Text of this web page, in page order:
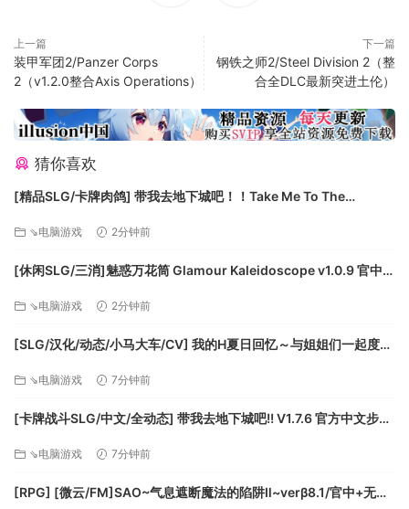
翔机，您可以享受一支拥有个性和独特单位与能力的军队。
KEY FEATURES
AWARD WINNING FRANCHISE
Sequel to the highest rated strategy game of all time
will redefine the Strategy genre once more
ESSENCE ENGINE 3.0
Cutting-edge technology that increases the graphical
quality and accuracy of deadly combat with the
ColdTech™ dynamic weather that changes strategic
warfare forever and improved environmental
TACTICAL WARFARE
brutality of frontline warfare through new Dynamic
上一篇
装甲军团2/Panzer Corps
2（v1.2.0整合Axis Operations）
下一篇
钢铁之师2/Steel Division 2（整
合全DLC最新突进土伦）
猜你喜欢
[精品SLG/卡牌肉鸽] 带我去地下城吧！！Take Me To The
⇘电脑游戏 2分钟前
[休闲SLG/三消]魅惑万花筒 Glamour Kaleidoscope v1.0.9 官中
⇘电脑游戏 2分钟前
[SLG/汉化/动态/小马大车/CV] 我的H夏日回忆～与姐姐们一起度过
⇘电脑游戏 7分钟前
[卡牌战斗SLG/中文/全动态] 带我去地下城吧!! V1.7.6 官方中文步兵
⇘电脑游戏 7分钟前
[RPG] [微云/FM]SAO~气息遮断魔法的陷阱Ⅱ~verβ8.1/官中+无码